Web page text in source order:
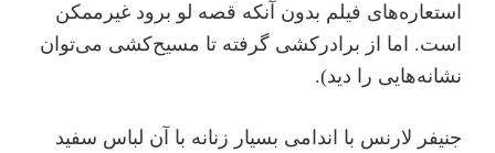
استعاره‌های فیلم بدون آنکه قصه لو برود غیرممکن
است. اما از برادرکشی گرفته تا مسیح‌کشی می‌توان
نشانه‌هایی را دید).
جنیفر لارنس با اندامی بسیار زنانه با آن لباس سفید